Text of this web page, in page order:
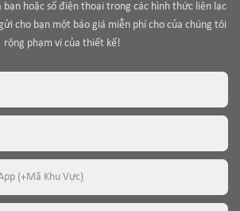
bạn hoặc số điện thoại trong các hình thức liên lạc
cho bạn một báo giá miễn phí cho của chúng tôi
rộng phạm vi của thiết kế!
(+Mã Khu Vực)